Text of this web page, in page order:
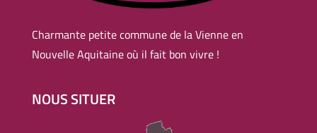
Charmante petite commune de la Vienne en
Nouvelle Aquitaine où il fait bon vivre !
NOUS SITUER